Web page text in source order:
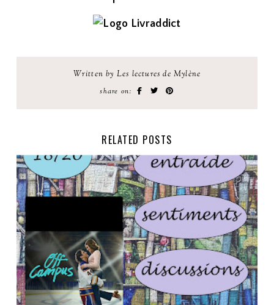
Written by Les lectures de Mylène
share on:
RELATED POSTS